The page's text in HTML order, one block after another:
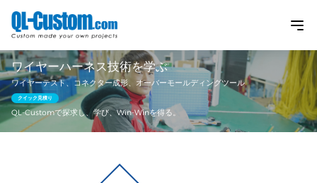
ワイヤーハーネス技術を学ぶ
ワイヤーテスト、コネクター成形、オーバーモールディングツール
クイック見積り
QL-Customで探求し、学び、Win-Winを得る。